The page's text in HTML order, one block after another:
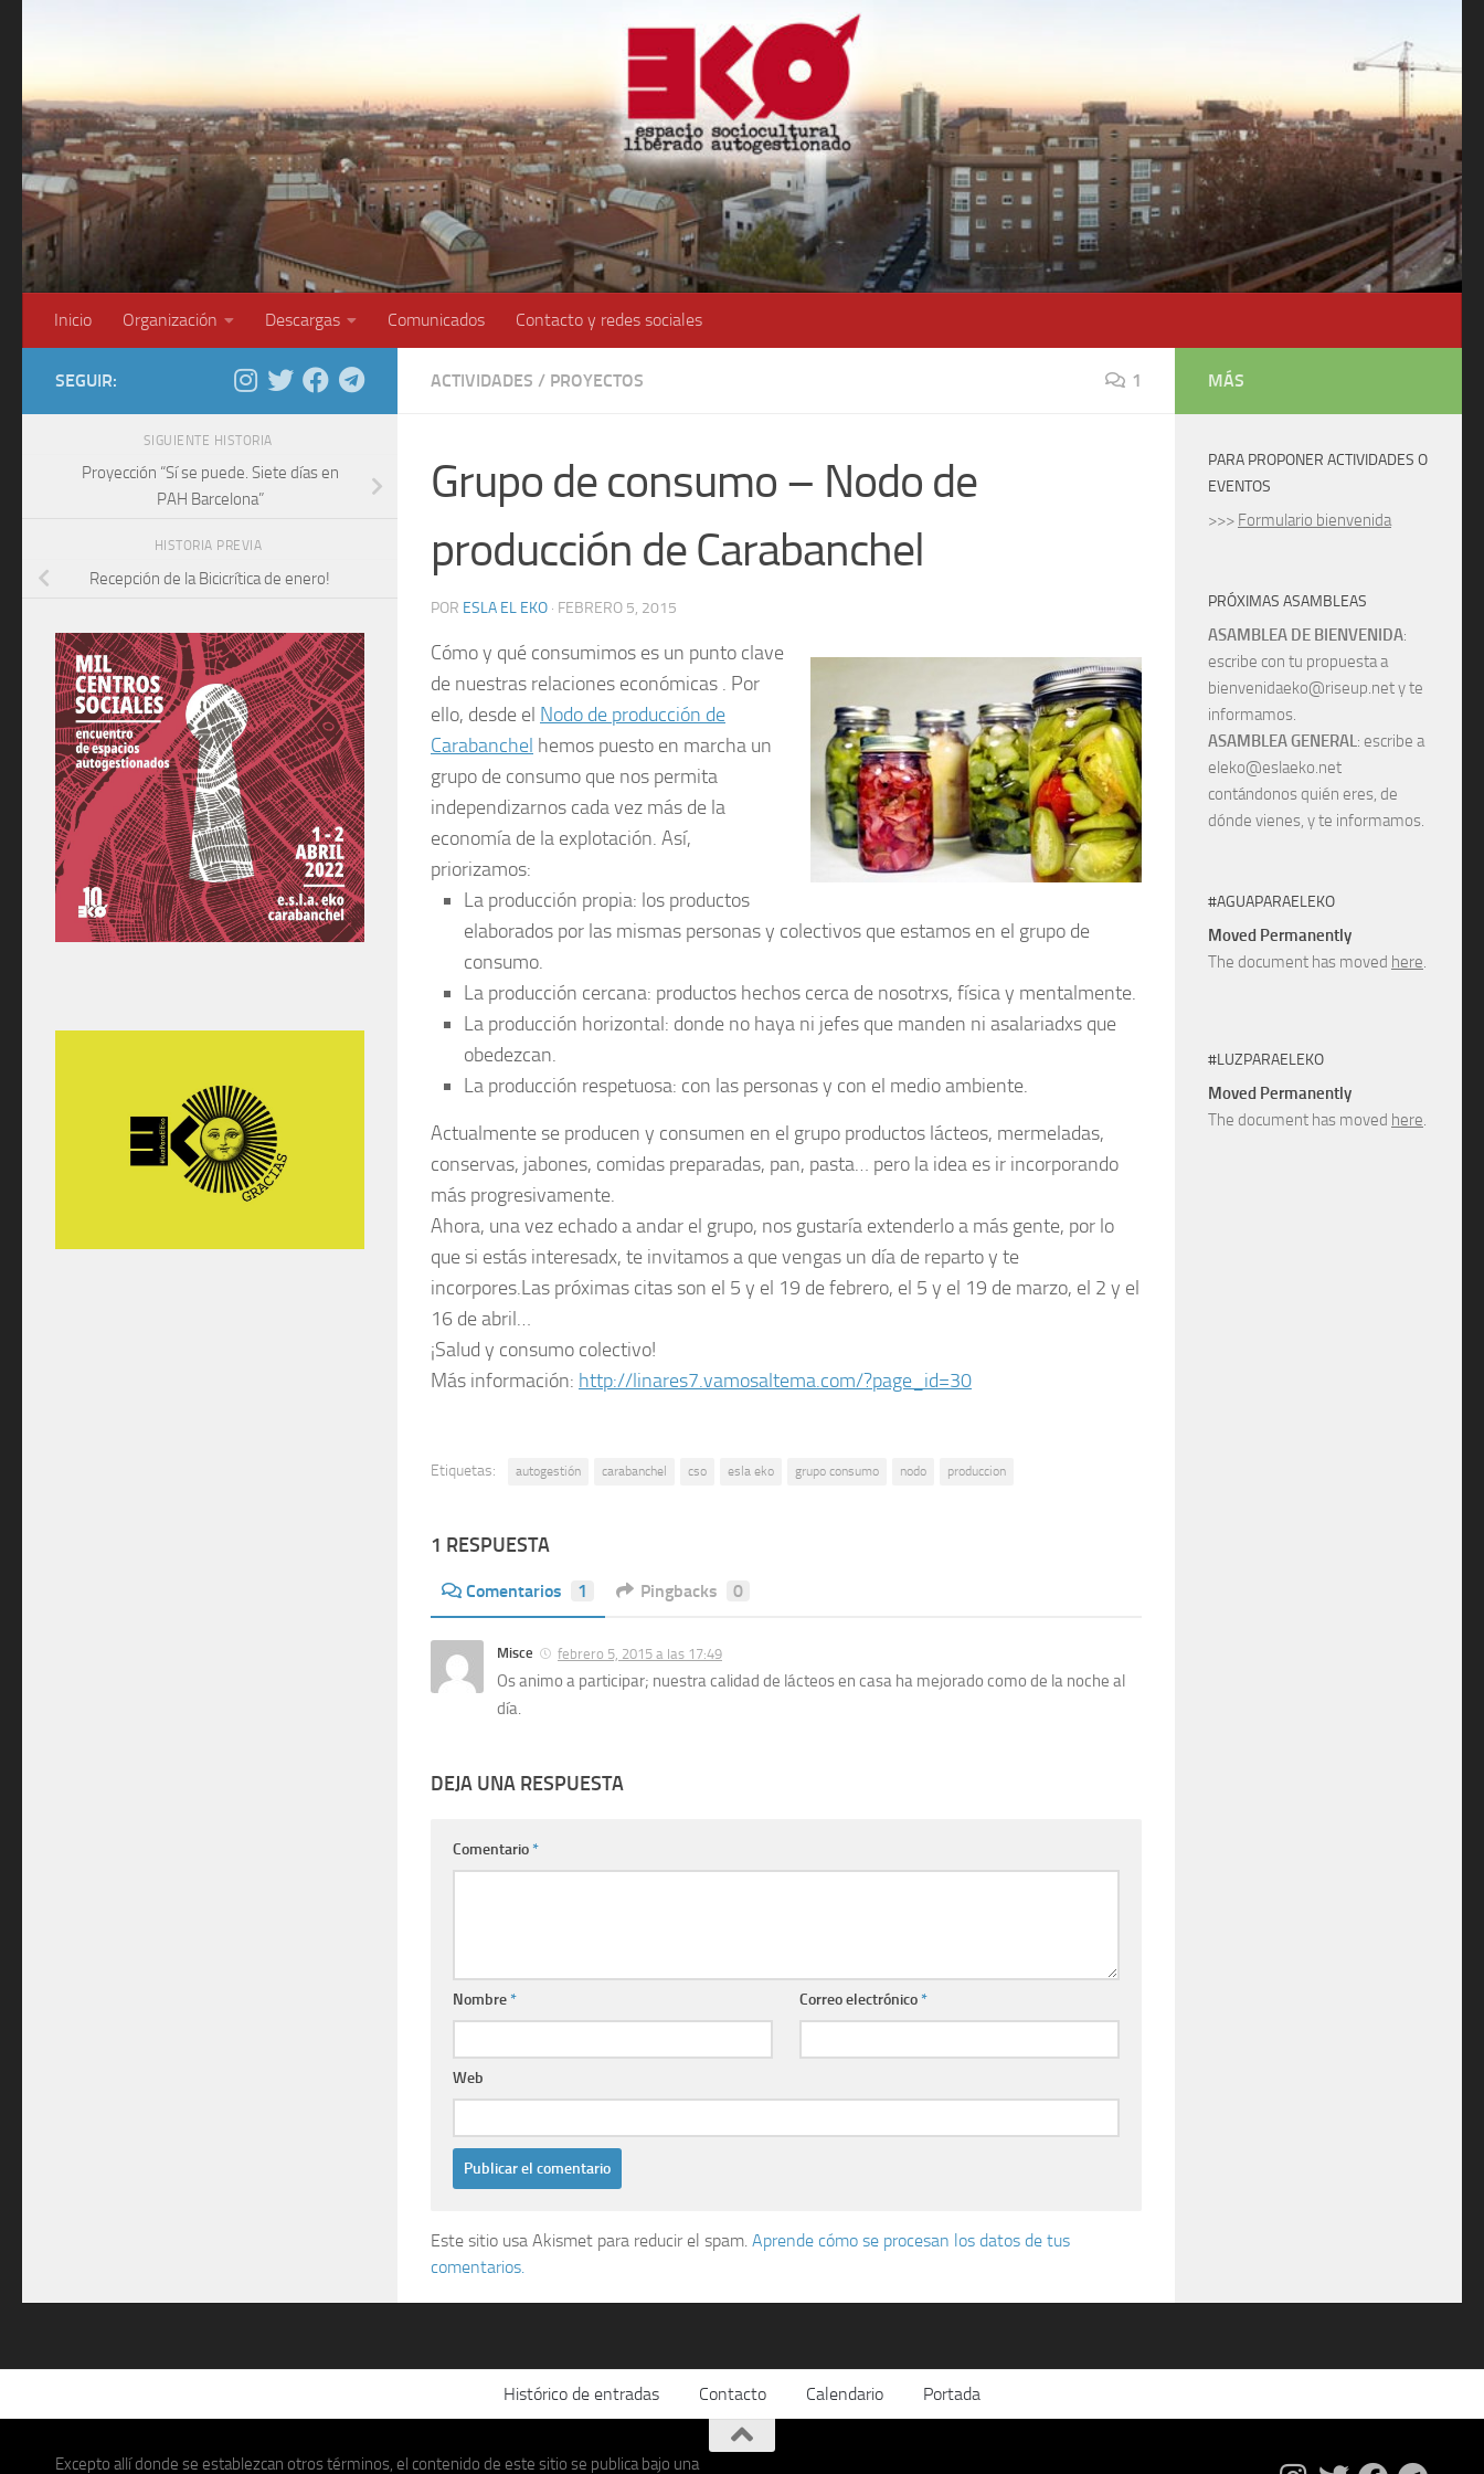
Inicio Organización Descargas Comunicados Contacto y redes sociales
ACTIVIDADES / PROYECTOS 1
Grupo de consumo – Nodo de
producción de Carabanchel
POR ESLA EL EKO · FEBRERO 5, 2015
Cómo y qué consumimos es un punto clave
de nuestras relaciones económicas . Por
ello, desde el Nodo de producción de
Carabanchel hemos puesto en marcha un
grupo de consumo que nos permita
independizarnos cada vez más de la
economía de la explotación. Así,
priorizamos:
La producción propia: los productos
elaborados por las mismas personas y colectivos que estamos en el grupo de
consumo.
La producción cercana: productos hechos cerca de nosotrxs, física y mentalmente.
La producción horizontal: donde no haya ni jefes que manden ni asalariadxs que
obedezcan.
La producción respetuosa: con las personas y con el medio ambiente.
Actualmente se producen y consumen en el grupo productos lácteos, mermeladas,
conservas, jabones, comidas preparadas, pan, pasta… pero la idea es ir incorporando
más progresivamente.
Ahora, una vez echado a andar el grupo, nos gustaría extenderlo a más gente, por lo
que si estás interesadx, te invitamos a que vengas un día de reparto y te
incorpores.Las próximas citas son el 5 y el 19 de febrero, el 5 y el 19 de marzo, el 2 y el
16 de abril…
¡Salud y consumo colectivo!
Más información: http://linares7.vamosaltema.com/?page_id=30
Etiquetas: autogestión carabanchel cso esla eko grupo consumo nodo produccion
1 RESPUESTA
Comentarios 1 Pingbacks 0
Misce febrero 5, 2015 a las 17:49
Os animo a participar; nuestra calidad de lácteos en casa ha mejorado como de la noche al
día.
DEJA UNA RESPUESTA
Comentario*
Nombre* Correo electrónico*
Web
Este sitio usa Akismet para reducir el spam. Aprende cómo se procesan los datos de tus
comentarios.
SEGUIR:
SIGUIENTE HISTORIA
Proyección “Sí se puede. Siete días en
PAH Barcelona”
HISTORIA PREVIA
Recepción de la Bicicrítica de enero!
MÁS
PARA PROPONER ACTIVIDADES O
EVENTOS
>>> Formulario bienvenida
PRÓXIMAS ASAMBLEAS
ASAMBLEA DE BIENVENIDA:
escribe con tu propuesta a
bienvenidaeko@riseup.net y te
informamos.
ASAMBLEA GENERAL: escribe a
eleko@eslaeko.net
contándonos quién eres, de
dónde vienes, y te informamos.
#AGUAPARAELEKO
Moved Permanently
The document has moved here.
#LUZPARAELEKO
Moved Permanently
The document has moved here.
Histórico de entradas Contacto Calendario Portada
Excepto allí donde se establezcan otros términos, el contenido de este sitio se publica bajo una